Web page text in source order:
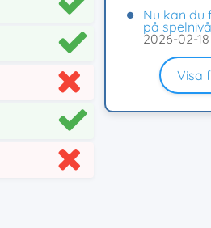
Nu kan du
på spelnivå
2026-02-18
Visa